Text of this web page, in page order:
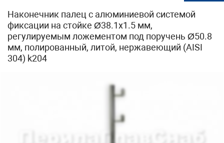
Наконечник палец с алюминиевой системой
фиксации на стойке Ø38.1х1.5 мм,
регулируемым ложементом под поручень Ø50.8
мм, полированный, литой, нержавеющий (AISI
304) k204